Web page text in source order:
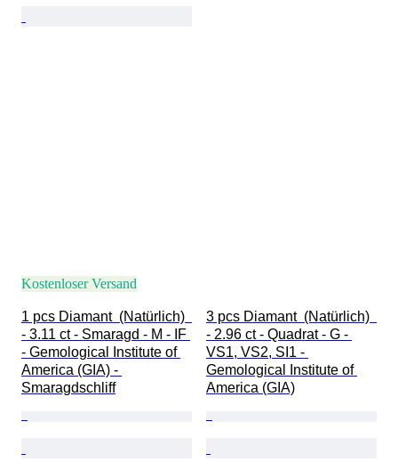
Kostenloser Versand
1 pcs Diamant  (Natürlich)
- 3.11 ct - Smaragd - M - IF
- Gemological Institute of
America (GIA) -
Smaragdschliff
3 pcs Diamant  (Natürlich)
- 2.96 ct - Quadrat - G -
VS1, VS2, SI1 -
Gemological Institute of
America (GIA)